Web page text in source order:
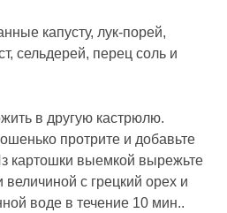
капусту, лук-порей,
сельдерей, перец соль и
в другую кастрюлю.
протрите и добавьте
картошки выемкой вырежьте
с грецкий орех и
воде в течение 10 мин..